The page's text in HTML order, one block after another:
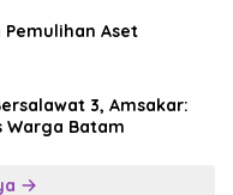
Aset
3, Amsakar:
Warga Batam